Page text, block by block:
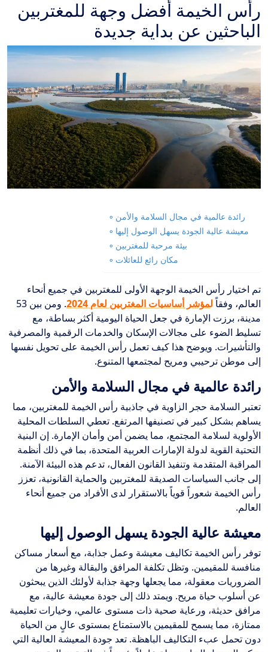
رأس الخيمة أفضل وجهة للمغتربين
الباحثين عن بداية جديدة
رائدة عالمية في مجال السلامة والأمن
معيشة عالية الجودة يسهل الوصول إليها
بيئة مرحبة للمغتربين
مكان رائع للعائلات
تم اختيار رأس الخيمة الوجهة الأولى للمغتربين في جميع أنحاء
العالم، وفقاًلمؤشر أساسيات المغتربين لعام 2024
. ومن بين 53
مدينة، برزت الإمارة في جعل الحياة اليومية أكثر بساطة، مع
تسليط الضوء على مجالات الإسكان والخدمات الرقمية والمصرفية
والتأشيرات. ويوضح هذا كيف تعمل رأس الخيمة على تحويل نفسها
إلى موطن ترحيبي ومريح لمجتمعها المتنوع.
رائدة عالمية في مجال السلامة والأمن
تعتبر السلامة حجر الزاوية في جاذبية رأس الخيمة للمغتربين، مما
يساهم بشكل كبير في تصنيفها المرتفع. تعطي السلطات المحلية
الأولوية لسلامة المجتمع، مما يضمن أمن وأمان الإمارة. إن البنية
التحتية القوية لدولة الإمارات العربية المتحدة، بما في ذلك أنظمة
المراقبة المتقدمة وتنفيذ القانون الفعال، تدعم هذه البيئة الآمنة.
إلى جانب السياسات الصديقة للمغتربين والحماية القانونية، تعزز
رأس الخيمة شعوراً قوياً بالاستقرار لدى الأفراد من جميع أنحاء
العالم.
معيشة عالية الجودة يسهل الوصول إليها
توفر رأس الخيمة تكاليف معيشة وعمل جذابة، مع أسعار مساكن
منافسة للمقيمين. وتظل تكلفة المرافق والبقالة وغيرها من
الضروريات معقولة، مما يجعلها وجهة جذابة لأولئك الذين يبحثون
عن أسلوب حياة مريح. ويمتد ذلك إلى جودة معيشة عالية، مع
مرافق حديثة، ورعاية صحية ذات مستوى عالمي، وخيارات تعليمية
ممتازة، مما يسمح للمقيمين بالاستمتاع بمستوى عالٍ من الحياة
دون تحمل عبء التكاليف الباهظة. تعد جودة المعيشة العالية التي